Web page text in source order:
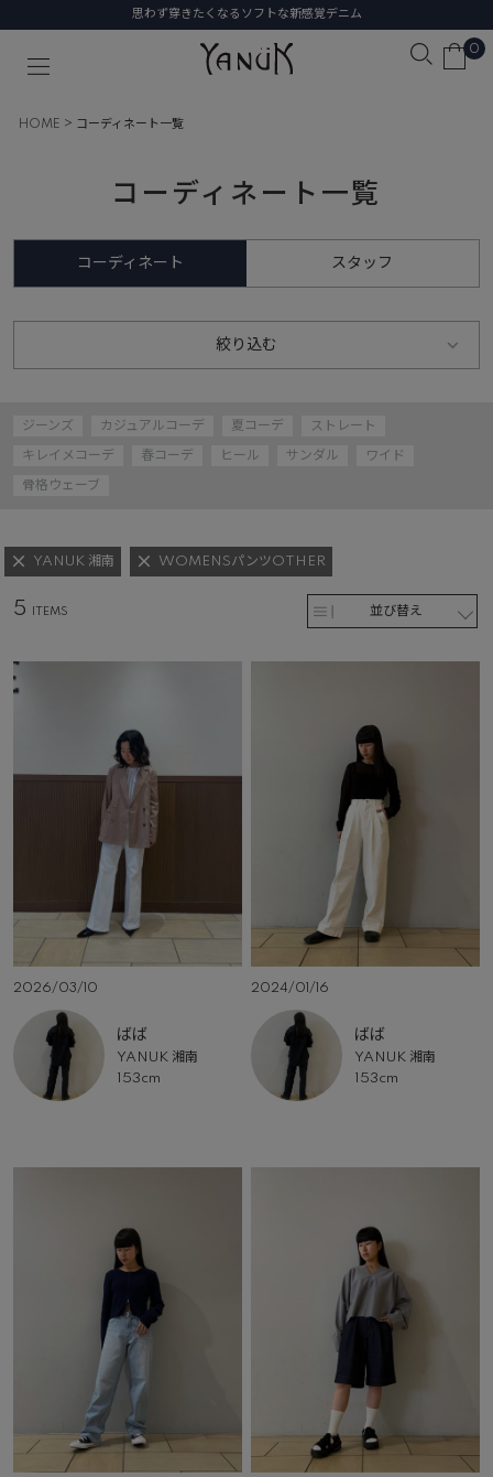
思わず穿きたくなるソフトな新感覚デニム
0
HOME コーディネート一覧
コーディネート一覧
コーディネート スタッフ
絞り込む
ジーンズ カジュアルコーデ 夏コーデ ストレート
キレイメコーデ 春コーデ ヒール サンダル ワイド
骨格ウェーブ
YANUK 湘南 WOMENSパンツOTHER
並び替え
5
2026/03/10
ばば
YANUK 湘南
153cm
2024/01/16
ばば
YANUK 湘南
153cm